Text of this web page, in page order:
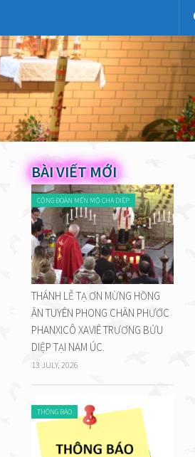
BÀI VIẾT MỚI
CỘNG ĐOÀN MẾN MỘ CHA DIỆP
THÁNH LỄ TẠ ƠN MỪNG HỒNG
ÂN TUYÊN PHONG CHÂN PHƯỚC
PHANXICÔ XAVIÊ TRƯƠNG BỬU
DIỆP TẠI NAM ÚC.
13 JULY, 2026
THÔNG BÁO